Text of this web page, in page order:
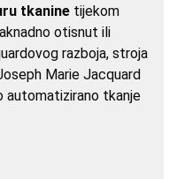
tkanine tijekom
otisnut ili
razboja, stroja
Marie Jacquard
automatizirano tkanje